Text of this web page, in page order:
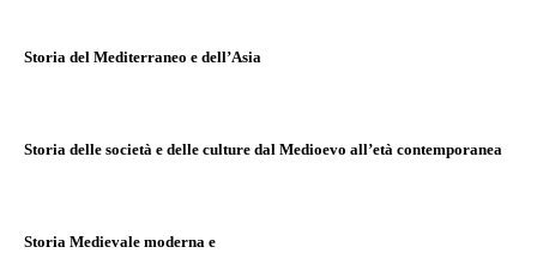
Storia del Mediterraneo e dell’Asia
Storia delle società e delle culture dal Medioevo all’età contemporanea
Storia Medievale moderna e